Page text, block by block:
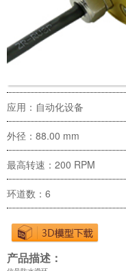
应用：自动化设备
外径：88.00 mm
最高转速：200 RPM
环道数：6
产品描述：